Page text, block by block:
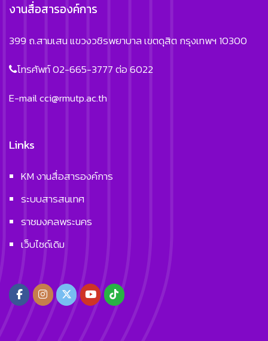
งานสื่อสารองค์การ
399 ถ.สามเสน แขวงวชิรพยาบาล เขตดุสิต กรุงเทพฯ 10300
โทรศัพท์ 02-665-3777 ต่อ 6022
E-mailcci@rmutp.ac.th
Links
KM งานสื่อสารองค์การ
ระบบสารสนเทศ
ราชมงคลพระนคร
เว็บไซด์เดิม